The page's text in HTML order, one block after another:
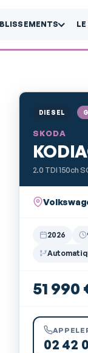
DIESEL
SKODA
2.0 TDI 150ch
2026
51 990
02 42